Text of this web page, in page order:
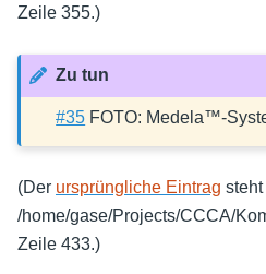
Zeile 355.)
Zu tun
#35 FOTO: Medela™-
(Der ursprüngliche Eintrag steht
/home/gase/Projects/CCCA/
Zeile 433.)